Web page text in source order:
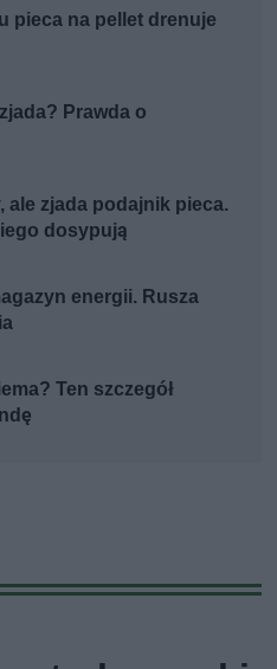
pieca na pellet drenuje
Prawda o
ale zjada podajnik pieca.
dosypują
energii. Rusza
Ten szczegół